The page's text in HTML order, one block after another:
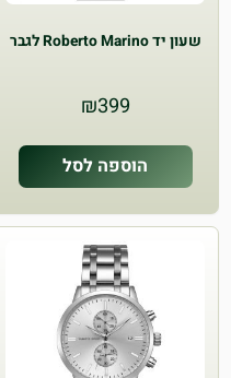
שעון יד Roberto Marino לגבר
₪399
הוספה לסל